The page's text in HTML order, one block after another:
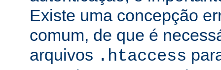
Existe uma concepção
comum, de que é
arquivos .htaccess